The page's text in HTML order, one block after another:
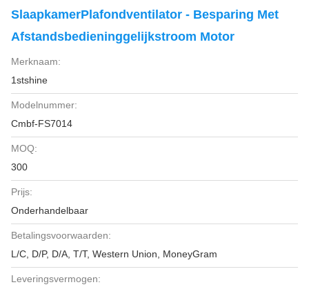
SlaapkamerPlafondventilator - Besparing Met
Afstandsbedieninggelijkstroom Motor
Merknaam:
1stshine
Modelnummer:
Cmbf-FS7014
MOQ:
300
Prijs:
Onderhandelbaar
Betalingsvoorwaarden:
L/C, D/P, D/A, T/T, Western Union, MoneyGram
Leveringsvermogen: